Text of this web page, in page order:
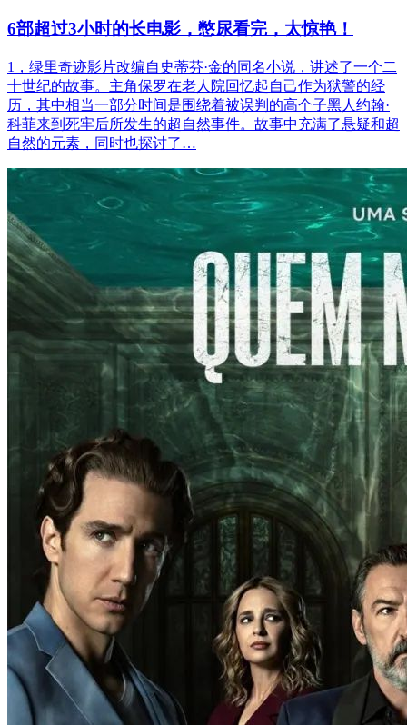
6部超过3小时的长电影，憋尿看完，太惊艳！
1，绿里奇迹影片改编自史蒂芬·金的同名小说，讲述了一个二
十世纪的故事。主角保罗在老人院回忆起自己作为狱警的经
历，其中相当一部分时间是围绕着被误判的高个子黑人约翰·
科菲来到死牢后所发生的超自然事件。故事中充满了悬疑和超
自然的元素，同时也探讨了…